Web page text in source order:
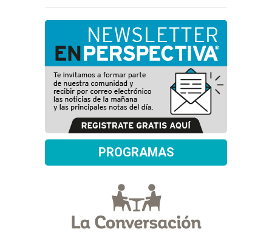
PROGRAMAS